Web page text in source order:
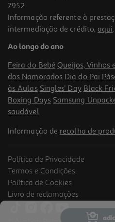
Livro O Bando Das Cavernas: Contos
11.57 €/un
PVP de editor
11,57 €
Livro Histórias Para Crescer:
7952.
Informação referente à
intermediação de crédito, aqui.
Ao longo do ano
Feira do Bebé Queijos, Vinhos
dos Namorados Dia do Pai
às Aulas Singles' Day Black
Boxing Days Samsung
saudável
Informação de recolha de
Política de Privacidade
Termos e Condições
Política de Cookies
Livro de reclamações